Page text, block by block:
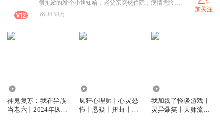
很抱歉的发个小通知哈，老父亲突然住院，病情危险且紧急，有些收听人数少的书可能会停更一段时间。热播中的不会停更，也不会减更，请各位放心收听。
36.58万
加关注
神鬼复苏：我在异族
当老六丨2024年纵横
疯狂心理师丨心灵恐
怖丨悬疑丨扭曲丨写
我加载了怪谈游戏丨
灵异爆笑丨天师流